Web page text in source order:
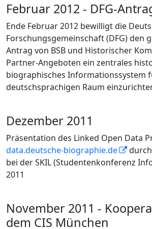
Februar 2012 - DFG-
Ende Februar 2012 bewilligt die
Forschungsgemeinschaft (DFG) den
Antrag von BSB und Historischer
Partner-Angeboten ein zentrales
biographisches Informationssystem
deutschsprachigen Raum
Dezember 2011
Präsentation des Linked Open Data
data.deutsche-biographie.de
bei der SKIL (Studentenkonferenz
2011
November 2011 -
dem CIS München